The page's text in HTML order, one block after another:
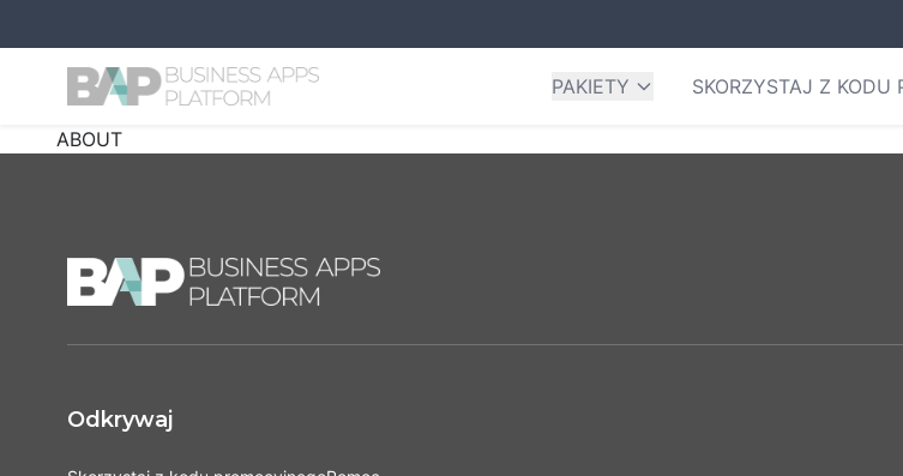
PAKIETY SKORZYSTAJ Z KODU
ABOUT
Odkrywaj